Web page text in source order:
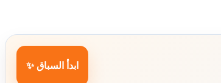
ابدأ السباق ✨